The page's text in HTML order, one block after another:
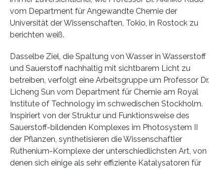
vom Department für Angewandte Chemie der
Universität der Wissenschaften, Tokio, in Rostock zu
berichten weiß.
Dasselbe Ziel, die Spaltung von Wasser in Wasserstoff
und Sauerstoff nachhaltig mit sichtbarem Licht zu
betreiben, verfolgt eine Arbeitsgruppe um Professor Dr.
Licheng Sun vom Department für Chemie am Royal
Institute of Technology im schwedischen Stockholm.
Inspiriert von der Struktur und Funktionsweise des
Sauerstoff-bildenden Komplexes im Photosystem II
der Pflanzen, synthetisieren die Wissenschaftler
Ruthenium-Komplexe der unterschiedlichsten Art, von
denen sich einige als sehr effiziente Katalysatoren für